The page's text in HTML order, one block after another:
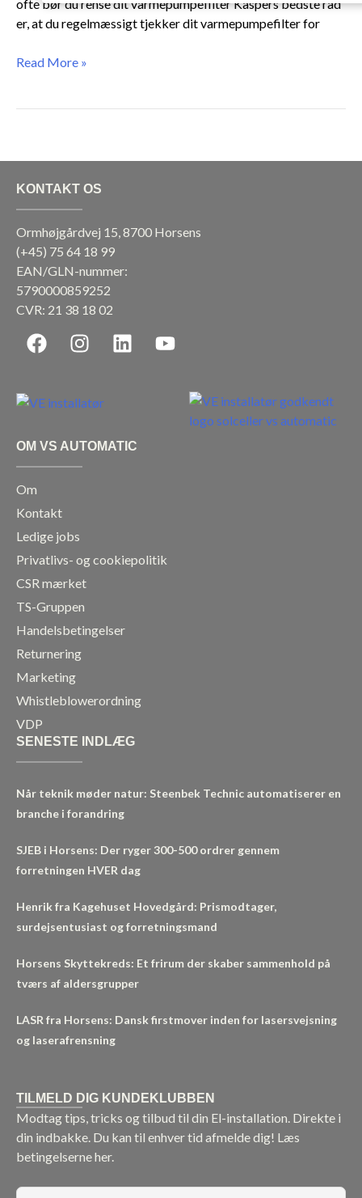
ofte bør du rense dit varmepumpefilter Kaspers bedste råd
er, at du regelmæssigt tjekker dit varmepumpefilter for
Read More »
KONTAKT OS
Ormhøjgårdvej 15, 8700 Horsens
(+45) 75 64 18 99
EAN/GLN-nummer:
5790000859252
CVR: 21 38 18 02
F
a
e
b
o
k
I
n
t
a
r
a
L
i
i
Y
o
OM VS AUTOMATIC
Om
Kontakt
Ledige jobs
Privatlivs- og cookiepolitik
CSR mærket
TS-Gruppen
Handelsbetingelser
Returnering
Marketing
Whistleblowerordning
VDP
SENESTE INDLÆG
Når teknik møder natur: Steenbek Technic automatiserer en
branche i forandring
SJEB i Horsens: Der ryger 300-500 ordrer gennem
forretningen HVER dag
Henrik fra Kagehuset Hovedgård: Prismodtager,
surdejsentusiast og forretningsmand
Horsens Skyttekreds: Et frirum der skaber sammenhold på
tværs af aldersgrupper
LASR fra Horsens: Dansk firstmover inden for lasersvejsning
og laserafrensning
TILMELD DIG KUNDEKLUBBEN
Modtag tips, tricks og tilbud til din El-installation. Direkte i
din indbakke. Du kan til enhver tid afmelde dig! Læs
betingelserne her.